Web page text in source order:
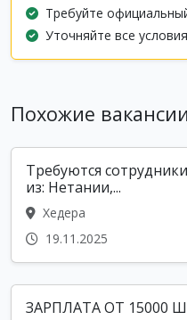
Требуйте
Уточняйте все
Похожие
Требуются
из: Нетании,...
Хедера
19.11.2025
ЗАРПЛАТА ОТ 15000